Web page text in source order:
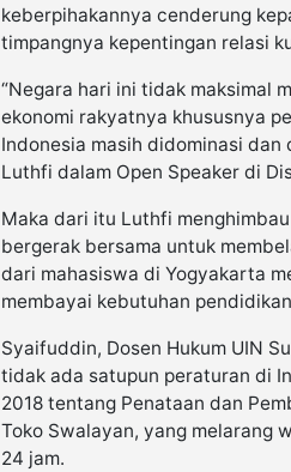
keberpihakannya cenderung
timpangnya kepentingan relasi
“Negara hari ini tidak maksimal
ekonomi rakyatnya khususnya
Indonesia masih didominasi
Luthfi dalam Open Speaker di
Maka dari itu Luthfi
bergerak bersama untuk
dari mahasiswa di Yogyakarta
membayai kebutuhan
Syaifuddin, Dosen Hukum UIN
tidak ada satupun peraturan di
2018 tentang Penataan dan
Toko Swalayan, yang melarang
24 jam.